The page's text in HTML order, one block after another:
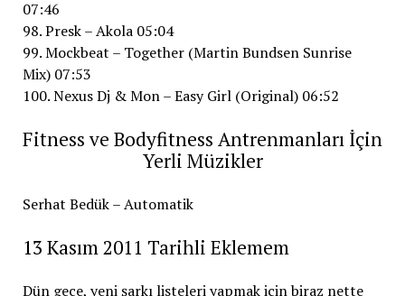
07:46
98. Presk – Akola 05:04
99. Mockbeat – Together (Martin Bundsen Sunrise
Mix) 07:53
100. Nexus Dj & Mon – Easy Girl (Original) 06:52
Fitness ve Bodyfitness Antrenmanları İçin
Yerli Müzikler
Serhat Bedük – Automatik
13 Kasım 2011 Tarihli Eklemem
Dün gece, yeni şarkı listeleri yapmak için biraz nette